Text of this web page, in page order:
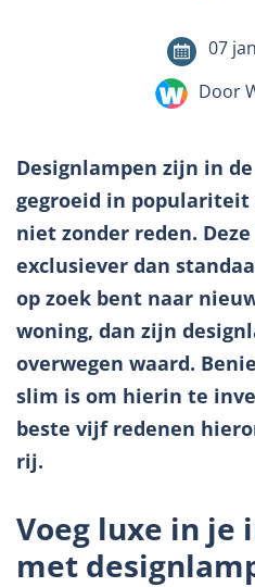
07
Door
Designlampen zijn in
gegroeid in
niet zonder reden.
exclusiever dan
op zoek bent naar
woning, dan zijn
overwegen waard.
slim is om hierin te
beste vijf redenen
rij.
Voeg luxe in
met